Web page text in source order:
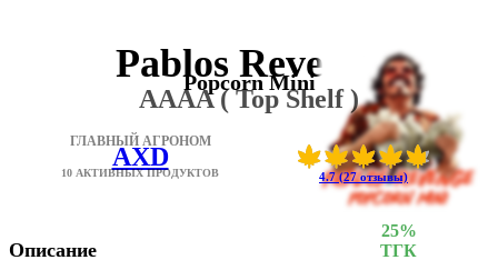
25%
ТГК
Pablos Revenge
Popcorn Mini
AAAA ( Top Shelf )
4.7 (27 отзывы)
ГЛАВНЫЙ АГРОНОМ
AXD
10 АКТИВНЫХ ПРОДУКТОВ
Описание